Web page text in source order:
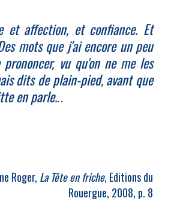
et affection, et confiance. Et
mots que j'ai encore un peu
vu qu'on ne me les
dits de plain-pied, avant que
en parle...
Roger, La Tête en friche, Editions du
Rouergue, 2008, p. 8